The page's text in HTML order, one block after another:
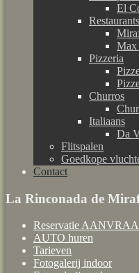
El
Restaurants
Max
Pizzeria
Churros
Italiaans
Da
Flitspalen
Goedkope
Contact
La Rinconada de
Reservatie
AUTO huren
Tarieven
Fotogalerij indoor